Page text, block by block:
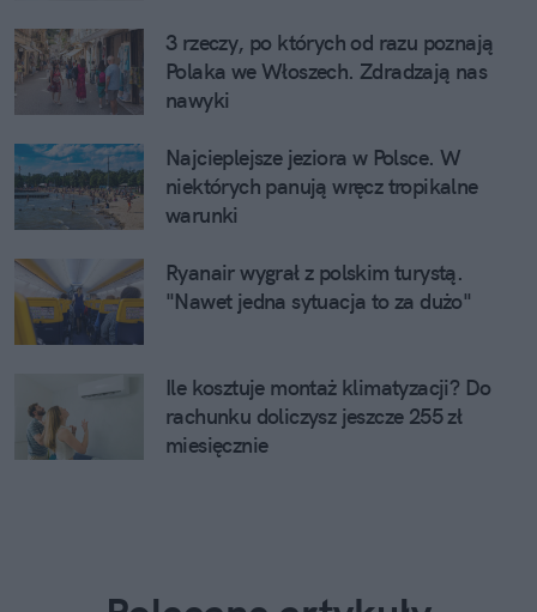
3 rzeczy, po których od razu poznają
Polaka we Włoszech. Zdradzają nas
nawyki
Najcieplejsze jeziora w Polsce. W
niektórych panują wręcz tropikalne
warunki
Ryanair wygrał z polskim turystą.
"Nawet jedna sytuacja to za dużo"
Ile kosztuje montaż klimatyzacji? Do
rachunku doliczysz jeszcze 255 zł
miesięcznie